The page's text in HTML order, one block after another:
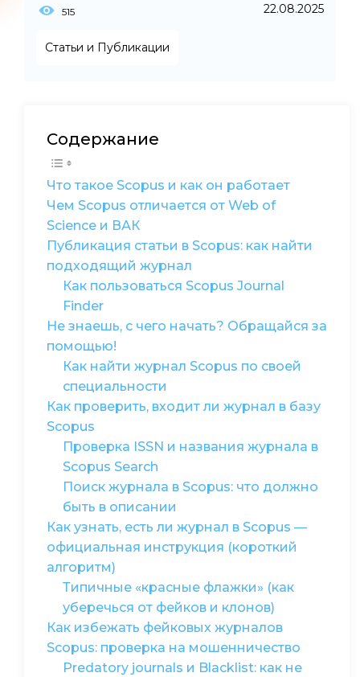
22.08.2025
515
Статьи и Публикации
Содержание
Что такое Scopus и как он работает
Чем Scopus отличается от Web of
Science и ВАК
Публикация статьи в Scopus: как найти
подходящий журнал
Как пользоваться Scopus Journal
Finder
Не знаешь, с чего начать? Обращайся за
помощью!
Как найти журнал Scopus по своей
специальности
Как проверить, входит ли журнал в базу
Scopus
Проверка ISSN и названия журнала в
Scopus Search
Поиск журнала в Scopus: что должно
быть в описании
Как узнать, есть ли журнал в Scopus —
официальная инструкция (короткий
алгоритм)
Типичные «красные флажки» (как
уберечься от фейков и клонов)
Как избежать фейковых журналов
Scopus: проверка на мошенничество
Predatory journals и Blacklist: как не